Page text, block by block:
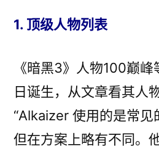
1. 顶级人物列表
《暗黑3》人物100巅
日诞生，从文章看其人
“Alkaizer 使用的是常见
但在方案上略有不同。